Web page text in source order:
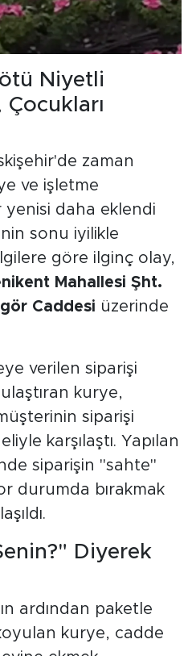
Niyetli
zaman
ve işletme
daha eklendi
sonu iyilikle
göre ilginç olay,
Mahallesi Şht.
Caddesi üzerinde
verilen siparişi
kurye,
siparişi
karşılaştı. Yapılan
siparişin "sahte"
durumda bırakmak
Diyerek
ardından paketle
kurye, cadde